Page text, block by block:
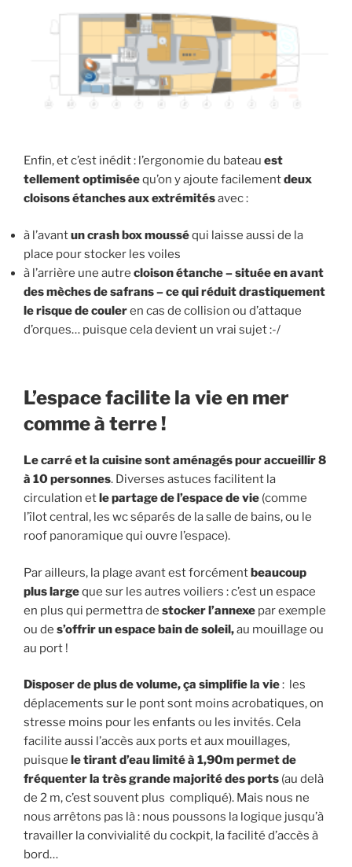
Enfin, et c’est inédit : l’ergonomie du bateau est
tellement optimiséequ’on y ajoute facilementdeux
cloisons étanches aux extrémitésavec :
à l’avantun crash box mousséqui laisse aussi de la
place pour stocker les voiles
à l’arrière une autre cloison étanche – située en avant
des mèches de safrans – ce qui réduit drastiquement
le risque de couleren cas de collision ou d’attaque
d’orques… puisque cela devient un vrai sujet :-/
L’espace facilite la vie en mer
comme à terre !
Le carré et la cuisine sont aménagés pour accueillir 8
à 10 personnes. Diverses astuces facilitent la
circulation et le partage de l’espace de vie (comme
l’îlot central, les wc séparés de la salle de bains, ou le
roof panoramique qui ouvre l’espace).
Par ailleurs, la plage avant est forcémentbeaucoup
plus largeque sur les autres voiliers : c’est un espace
en plus qui permettra de stocker l’annexe par exemple
ou de s’offrir un espace bain de soleil,au mouillage ou
au port !
Disposer de plus de volume, ça simplifie la vie: les
déplacements sur le pont sont moins acrobatiques, on
stresse moins pour les enfants ou les invités. Cela
facilite aussi l’accès aux ports et aux mouillages,
puisque le tirant d’eau limité à 1,90m permet de
fréquenter la très grande majorité des ports (au delà
de 2 m, c’est souvent plus compliqué). Mais nous ne
nous arrêtons pas là : nous poussons la logique jusqu’à
travailler la convivialité du cockpit, la facilité d’accès à
bord…